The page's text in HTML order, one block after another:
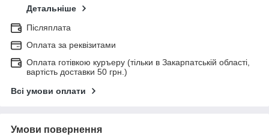
Детальніше
Післяплата
Оплата за реквізитами
Оплата готівкою куръеру (тільки в Закарпатській області,
вартість доставки 50 грн.)
Всі умови оплати
Умови повернення